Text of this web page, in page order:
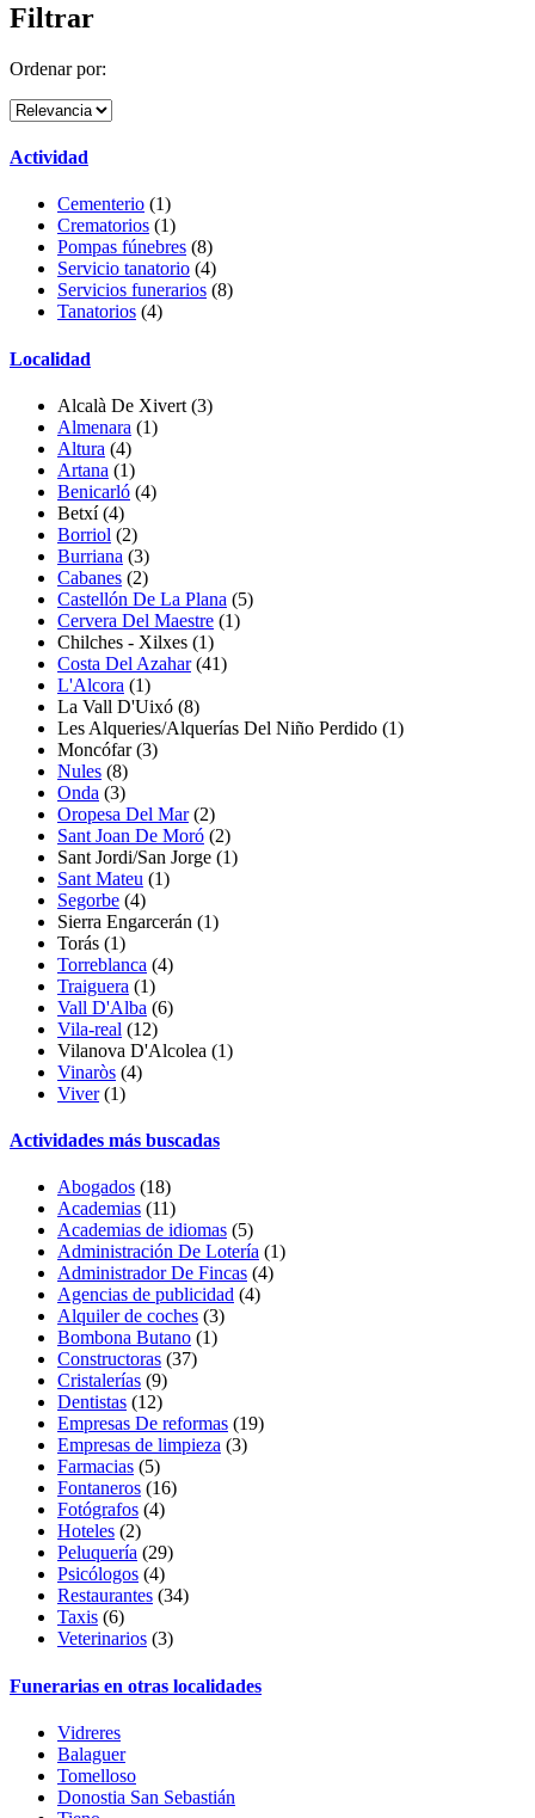
Filtrar
Ordenar por:
Actividad
Cementerio (1)
Crematorios (1)
Pompas fúnebres (8)
Servicio tanatorio (4)
Servicios funerarios (8)
Tanatorios (4)
Localidad
Alcalà De Xivert (3)
Almenara (1)
Altura (4)
Artana (1)
Benicarló (4)
Betxí(4)
Borriol (2)
Burriana (3)
Cabanes (2)
Castellón De La Plana (5)
Cervera Del Maestre (1)
Chilches - Xilxes (1)
Costa Del Azahar(41)
L'Alcora (1)
La Vall D'Uixó (8)
Les Alqueries/Alquerías Del Niño Perdido (1)
Moncófar(3)
Nules (8)
Onda (3)
Oropesa Del Mar(2)
Sant Joan De Moró (2)
Sant Jordi/San Jorge (1)
Sant Mateu (1)
Segorbe (4)
Sierra Engarcerán (1)
Torás (1)
Torreblanca (4)
Traiguera (1)
Vall D'Alba (6)
Vila-real (12)
Vilanova D'Alcolea (1)
Vinaròs (4)
Viver(1)
Actividades más buscadas
Abogados (18)
Academias (11)
Academias de idiomas (5)
Administración De Lotería (1)
Administrador De Fincas (4)
Agencias de publicidad (4)
Alquiler de coches (3)
Bombona Butano (1)
Constructoras (37)
Cristalerías (9)
Dentistas (12)
Empresas De reformas (19)
Empresas de limpieza (3)
Farmacias (5)
Fontaneros (16)
Fotógrafos (4)
Hoteles (2)
Peluquería (29)
Psicólogos (4)
Restaurantes (34)
Taxis (6)
Veterinarios (3)
Funerarias en otras localidades
Vidreres
Balaguer
Tomelloso
Donostia San Sebastián